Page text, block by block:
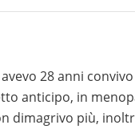
colazione con
terrorizza. Il mio
così.
28 anni
anticipo, in
dimagrivo più,